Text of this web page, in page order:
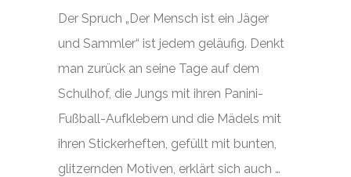
Der Spruch „Der Mensch ist ein Jäger
und Sammler“ ist jedem geläufig. Denkt
man zurück an seine Tage auf dem
Schulhof, die Jungs mit ihren Panini-
Fußball-Aufklebern und die Mädels mit
ihren Stickerheften, gefüllt mit bunten,
glitzernden Motiven, erklärt sich auch …